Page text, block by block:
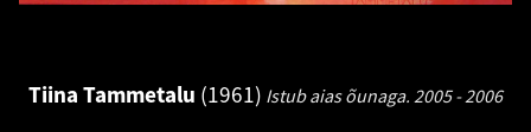
Tiina Tammetalu 1961 Istub aias õunaga. 2005 - 2006